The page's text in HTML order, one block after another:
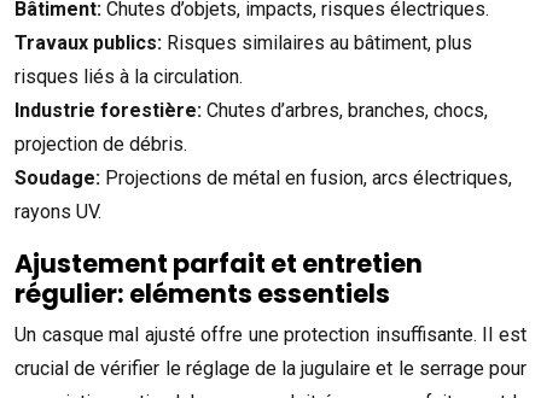
Bâtiment: Chutes d’objets, impacts, risques électriques.
Travaux publics: Risques similaires au bâtiment, plus
risques liés à la circulation.
Industrie forestière: Chutes d’arbres, branches, chocs,
projection de débris.
Soudage: Projections de métal en fusion, arcs électriques,
rayons UV.
Ajustement parfait et entretien
régulier: eléments essentiels
Un casque mal ajusté offre une protection insuffisante. Il est
crucial de vérifier le réglage de la jugulaire et le serrage pour